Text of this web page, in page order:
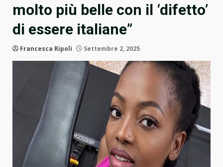
molto più belle con il ‘difetto’
di essere italiane”
Francesca Ripoli Settembre 2, 2025